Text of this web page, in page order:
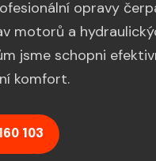
opravy
motorů a
jsme schopni
komfort.
103